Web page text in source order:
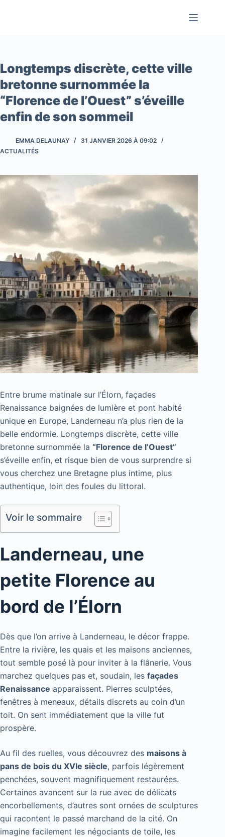
Longtemps discrète, cette ville
bretonne surnommée la
“Florence de l’Ouest” s’éveille
enfin de son sommeil
EMMA DELAUNAY
31 JANVIER 2026 À 09:02
ACTUALITÉS
Entre brume matinale sur l’Élorn, façades
Renaissance baignées de lumière et pont habité
unique en Europe, Landerneau n’a plus rien de la
belle endormie. Longtemps discrète, cette ville
bretonne surnommée la “Florence de l’Ouest”
s’éveille enfin, et risque bien de vous surprendre si
vous cherchez une Bretagne plus intime, plus
authentique, loin des foules du littoral.
Voir le sommaire
Landerneau, une
petite Florence au
bord de l’Élorn
Dès que l’on arrive à Landerneau, le décor frappe.
Entre la rivière, les quais et les maisons anciennes,
tout semble posé là pour inviter à la flânerie. Vous
marchez quelques pas et, soudain, les façades
Renaissance apparaissent. Pierres sculptées,
fenêtres à meneaux, détails discrets au coin d’un
toit. On sent immédiatement que la ville fut
prospère.
Au fil des ruelles, vous découvrez des maisons à
pans de bois du XVIe siècle, parfois légèrement
penchées, souvent magnifiquement restaurées.
Certaines avancent sur la rue avec de délicats
encorbellements, d’autres sont ornées de sculptures
qui racontent le passé marchand de la cité. On
imagine facilement les négociants de toile, les